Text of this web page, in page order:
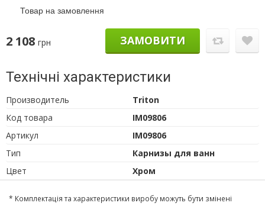
Товар на замовлення
2 108 грн ЗАМОВИТИ
Технічні характеристики
Производитель
Triton
Код товара
IM09806
Артикул
IM09806
Тип
Карнизы для ванн
Цвет
Хром
* Комплектація та характеристики виробу можуть бути змінені